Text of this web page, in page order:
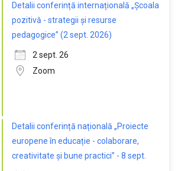
Detalii conferință internațională „Școala
pozitivă - strategii și resurse
pedagogice” (2 sept. 2026)
2 sept. 26
Zoom
Detalii conferință națională „Proiecte
europene în educație - colaborare,
creativitate și bune practici” - 8 sept.